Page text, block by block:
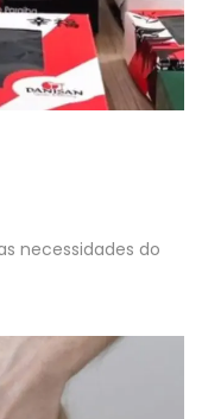
necessidades do